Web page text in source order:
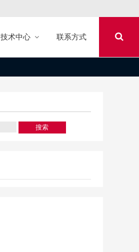
技术中心 联系方式